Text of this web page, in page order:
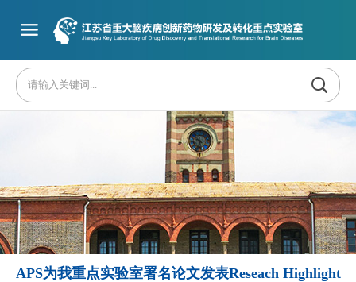
APS为我重点实验室署名论文发表Reseach Highlight